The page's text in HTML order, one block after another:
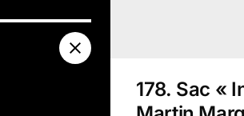
178. Sac «